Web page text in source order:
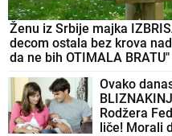
Ženu iz Srbije majka
decom ostala bez krova
da ne bih OTIMALA BRATU"
Ovako
Rodžera
liče! Morali